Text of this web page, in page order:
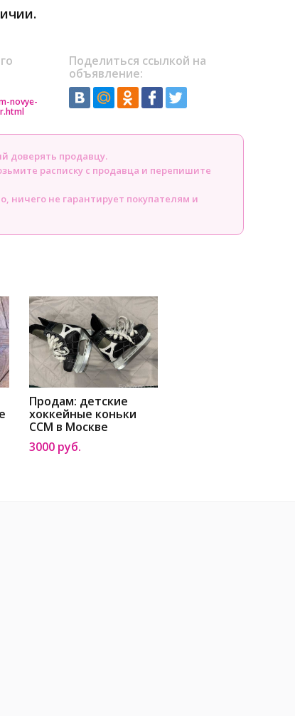
novye-
Поделиться ссылкой на
объявление:
доверять продавцу.
расписку с продавца и перепишите
ничего не гарантирует покупателям и
Продам: детские
хоккейные коньки
CCM в Москве
3000 руб.